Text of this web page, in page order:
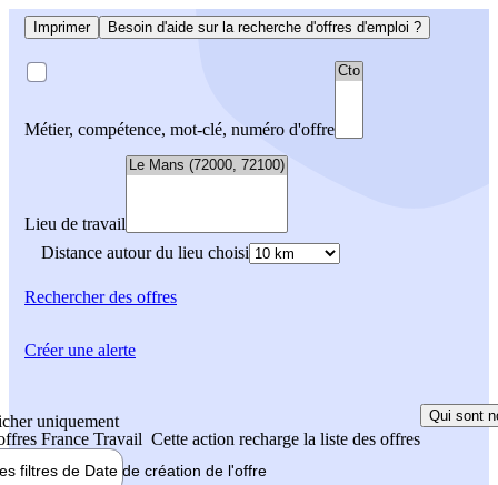
Imprimer Besoin d'aide sur la recherche d'offres d'emploi ?
Métier, compétence, mot-clé, numéro d'offre
Lieu de travail
Distance autour du lieu choisi
Rechercherdes offres
uniquement
France Travail Cette action recharge la liste des offres
Qui sont
filtres de Date de création de l'offre
Créer une alerte